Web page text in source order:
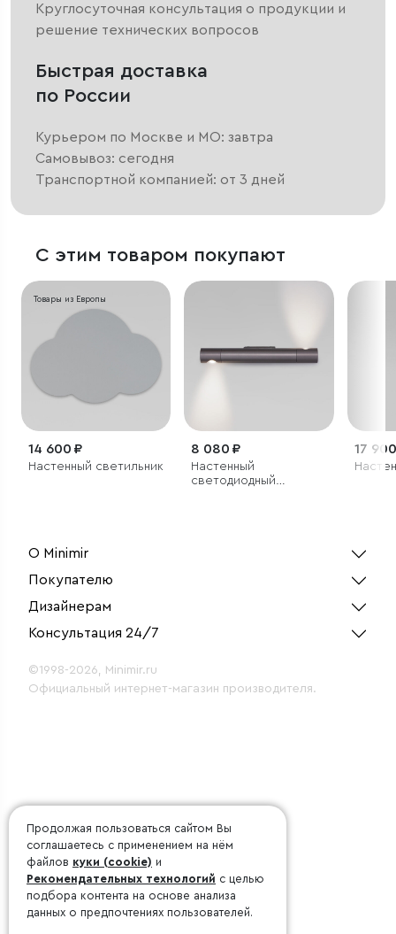
Круглосуточная консультация о продукции и
решение технических вопросов
Быстрая доставка
по России
Курьером по Москве и МО: завтра
Самовывоз: сегодня
Транспортной компанией: от 3 дней
С этим товаром покупают
Товары из Европы
14 600 ₽
Настенный светильник
8 080 ₽
Настенный
светодиодный
17
О Minimir
Покупателю
Дизайнерам
Консультация 24/7
©1998-2026, Minimir.ru
Официальный интернет-магазин производителя.
Продолжая пользоваться сайтом Вы
соглашаетесь с применением на нём
файлов куки (cookie) и
Рекомендательных технологий с целью
подбора контента на основе анализа
данных о предпочтениях пользователей.